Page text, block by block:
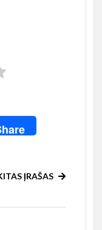
ĮRAŠAS